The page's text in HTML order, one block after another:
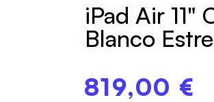
iPad Air 11"
Blanco
819,00 €